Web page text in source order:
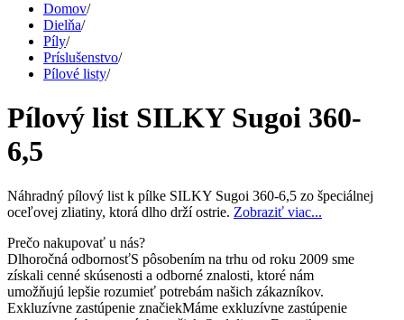
Domov/
Dielňa/
Píly/
Príslušenstvo/
Pílové listy/
Pílový list SILKY Sugoi 360-
6,5
Náhradný pílový list k pílke SILKY Sugoi 360-6,5 zo špeciálnej
oceľovej zliatiny, ktorá dlho drží ostrie. Zobraziť viac...
Prečo nakupovať u nás?
Dlhoročná odbornosťS pôsobením na trhu od roku 2009 sme
získali cenné skúsenosti a odborné znalosti, ktoré nám
umožňujú lepšie rozumieť potrebám našich zákazníkov.
Exkluzívne zastúpenie značiekMáme exkluzívne zastúpenie